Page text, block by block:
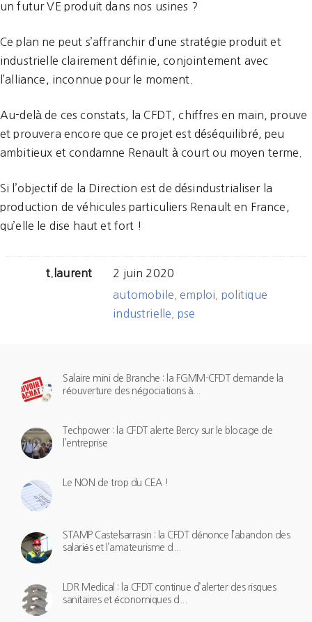
un futur VE produit dans nos usines ?
Ce plan ne peut s’affranchir d’une stratégie produit et
industrielle clairement définie, conjointement avec
l’alliance, inconnue pour le moment.
Au-delà de ces constats, la CFDT, chiffres en main, prouve
et prouvera encore que ce projet est déséquilibré, peu
ambitieux et condamne Renault à court ou moyen terme.
Si l’objectif de la Direction est de désindustrialiser la
production de véhicules particuliers Renault en France,
qu’elle le dise haut et fort !
t.laurent
2 juin 2020
automobile ,emploi
politique
industrielle
pse
Salaire mini de Branche : la FGMM-CFDT demande la
réouverture des négociations à...
Techpower : la CFDT alerte Bercy sur le blocage de
l’entreprise
Le NON de trop du CEA !
STAMP Castelsarrasin : la CFDT dénonce l’abandon des
salariés et l’amateurisme d...
LDR Medical : la CFDT continue d’alerter des risques
sanitaires et économiques d...